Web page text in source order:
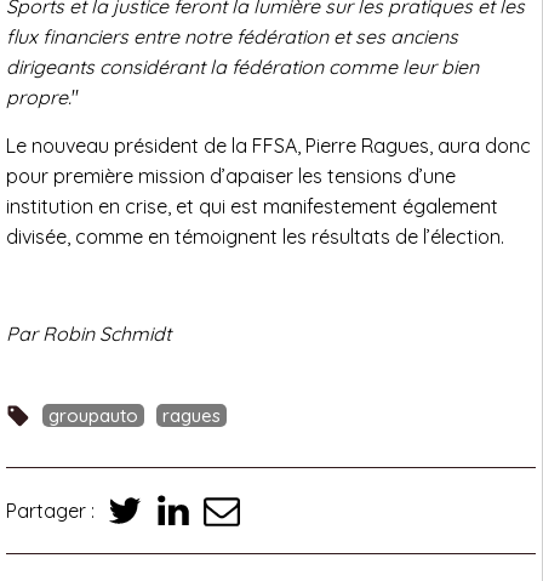
Sports et la justice feront la lumière sur les pratiques et les
flux financiers entre notre fédération et ses anciens
dirigeants considérant la fédération comme leur bien
propre."
Le nouveau président de la FFSA, Pierre Ragues, aura donc
pour première mission d’apaiser les tensions d’une
institution en crise, et qui est manifestement également
divisée, comme en témoignent les résultats de l’élection.
Par Robin Schmidt
groupauto ragues
Partager :